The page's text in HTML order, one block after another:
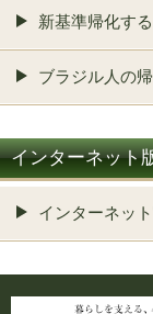
新基準帰化す
ブラジル人の
インターネット
インターネッ